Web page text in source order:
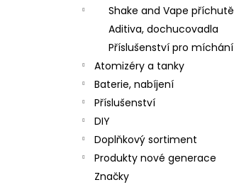
Shake and Vape příchutě
Aditiva, dochucovadla
Příslušenství pro míchání
Atomizéry a tanky
Baterie, nabíjení
Příslušenství
DIY
Doplňkový sortiment
Produkty nové generace
Značky